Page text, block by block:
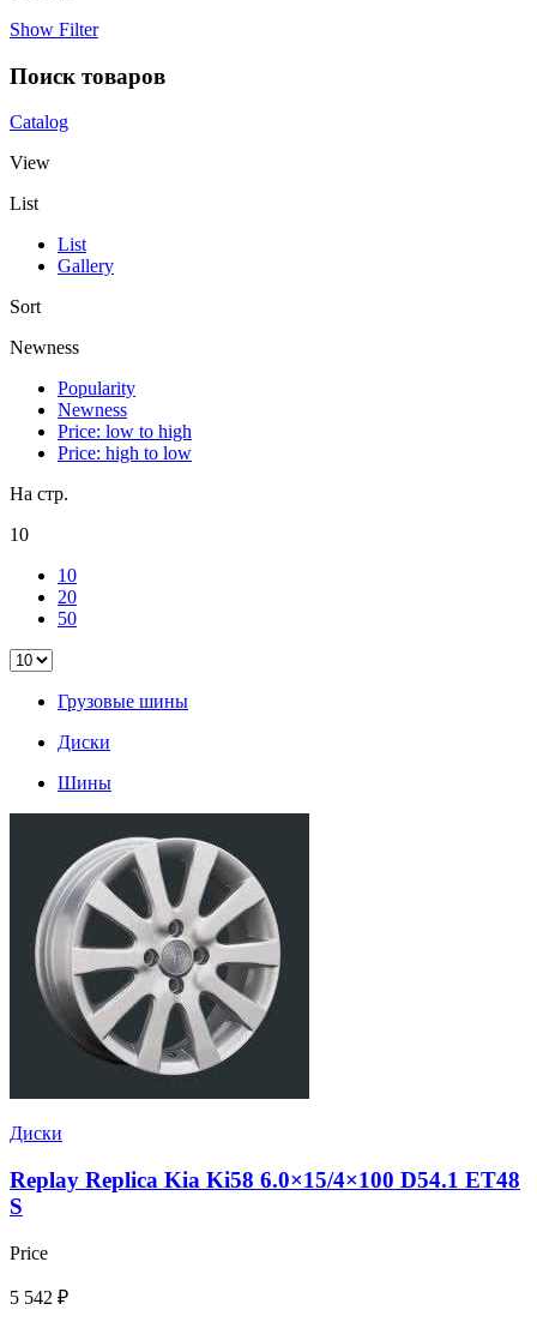
Show Filter
Поиск товаров
Catalog
View
List
List
Gallery
Sort
Newness
Popularity
Newness
Price: low to high
Price: high to low
На стр.
10
10
20
50
Грузовые шины
Диски
Шины
Диски
Replay Replica Kia Ki58 6.0×15/4×100 D54.1 ET48
S
Price
5 542 ₽